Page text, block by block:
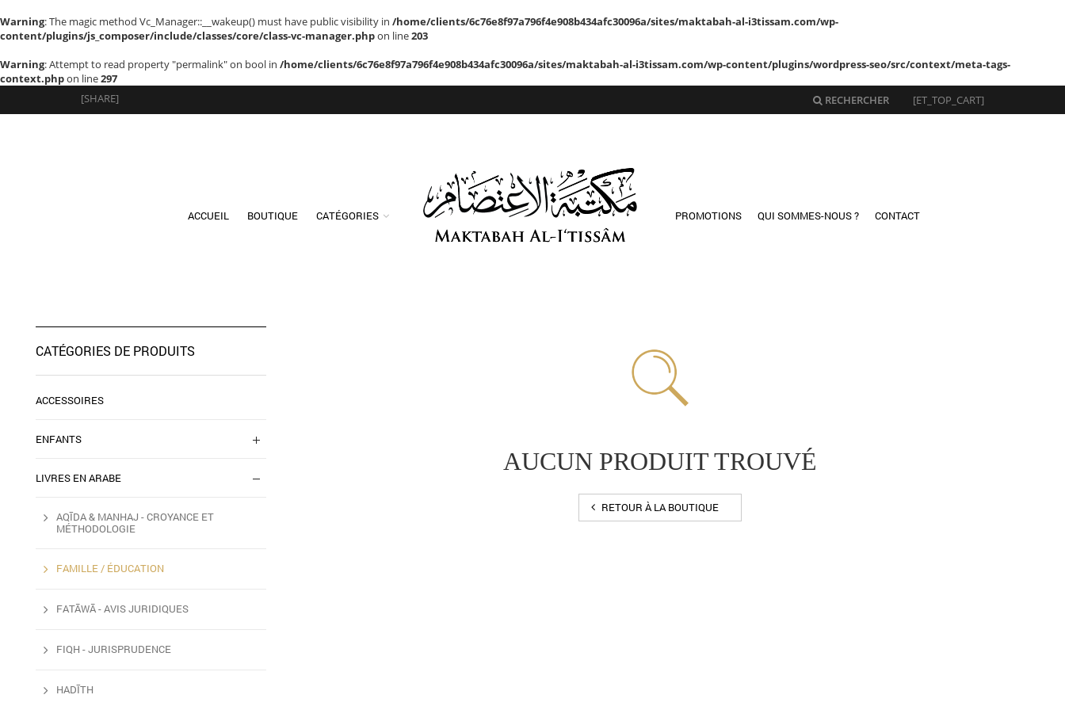
Warning: The magic method Vc_Manager::__wakeup() must have public visibility in /home/clients/6c76e8f97a796f4e908b434afc30096a/sites/maktabah-al-i3tissam.com/wp-
content/plugins/js_composer/include/classes/core/class-vc-manager.phpon line203
Warning: Attempt to read property "permalink" on bool in /home/clients/6c76e8f97a796f4e908b434afc30096a/sites/maktabah-al-i3tissam.com/wp-content/plugins/wordpress-seo/src/context/meta-tags-
context.phpon line297
[SHARE]
RECHERCHER [ET_TOP_CART]
ACCUEIL BOUTIQUE CATÉGORIES PROMOTIONS QUI SOMMES-NOUS ? CONTACT
AUCUN PRODUIT TROUVÉ
RETOUR À LA BOUTIQUE
CATÉGORIES DE PRODUITS
ACCESSOIRES
ENFANTS
LIVRES EN ARABE
AQ​ĪDA & MANHAJ - CROYANCE ET
MÉTHODOLOGIE
FAMILLE / ÉDUCATION
FAT​ĀWĀ - AVIS JURIDIQUES
FIQH - JURISPRUDENCE
HAD​ĪTH